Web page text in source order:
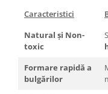
Caracteristici
Natural și Non-
toxic
Formare rapidă a
bulgărilor